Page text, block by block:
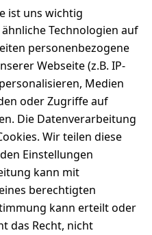
1 2
ist uns wichtig
Technologien auf
personenbezogene
Webseite (z.B. IP-
Medien
oder Zugriffe auf
Die Datenverarbeitung
Wir teilen diese
Einstellungen
kann mit
berechtigten
kann erteilt oder
das Recht, nicht
&